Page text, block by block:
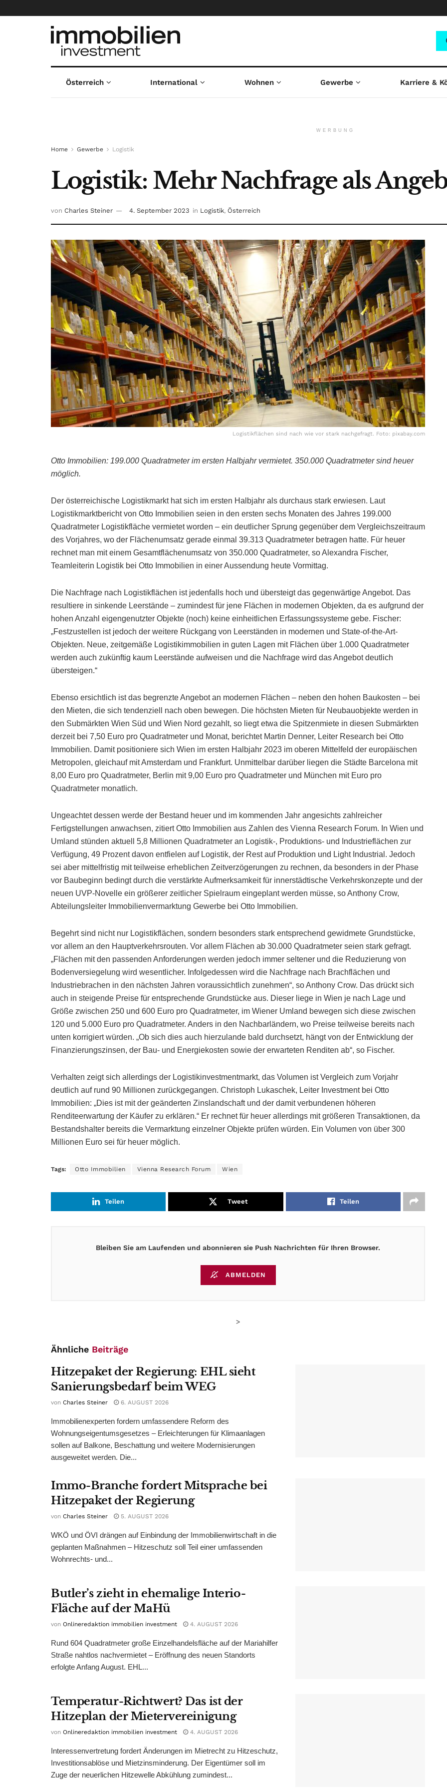
Österreich International Wohnen Gewerbe Karriere &
WERBUNG
Home Gewerbe Logistik
Logistik: Mehr Nachfrage als
von Charles Steiner 4. September 2023 in Logistik, Österreich
Logistikflächen sind nach wie vor stark nachgefragt. Foto: pixabay.com
Otto Immobilien: 199.000 Quadratmeter im ersten Halbjahr vermietet. 350.000 Quadratmeter sind heuer
möglich.
Der österreichische Logistikmarkt hat sich im ersten Halbjahr als durchaus stark erwiesen. Laut
Logistikmarktbericht von Otto Immobilien seien in den ersten sechs Monaten des Jahres 199.000
Quadratmeter Logistikfläche vermietet worden – ein deutlicher Sprung gegenüber dem Vergleichszeitraum
des Vorjahres, wo der Flächenumsatz gerade einmal 39.313 Quadratmeter betragen hatte. Für heuer
rechnet man mit einem Gesamtflächenumsatz von 350.000 Quadratmeter, so Alexandra Fischer,
Teamleiterin Logistik bei Otto Immobilien in einer Aussendung heute Vormittag.
Die Nachfrage nach Logistikflächen ist jedenfalls hoch und übersteigt das gegenwärtige Angebot. Das
resultiere in sinkende Leerstände – zumindest für jene Flächen in modernen Objekten, da es aufgrund der
hohen Anzahl eigengenutzter Objekte (noch) keine einheitlichen Erfassungssysteme gebe. Fischer:
„Festzustellen ist jedoch der weitere Rückgang von Leerständen in modernen und State-of-the-Art-
Objekten. Neue, zeitgemäße Logistikimmobilien in guten Lagen mit Flächen über 1.000 Quadratmeter
werden auch zukünftig kaum Leerstände aufweisen und die Nachfrage wird das Angebot deutlich
übersteigen.“
Ebenso ersichtlich ist das begrenzte Angebot an modernen Flächen – neben den hohen Baukosten – bei
den Mieten, die sich tendenziell nach oben bewegen. Die höchsten Mieten für Neubauobjekte werden in
den Submärkten Wien Süd und Wien Nord gezahlt, so liegt etwa die Spitzenmiete in diesen Submärkten
derzeit bei 7,50 Euro pro Quadratmeter und Monat, berichtet Martin Denner, Leiter Research bei Otto
Immobilien. Damit positioniere sich Wien im ersten Halbjahr 2023 im oberen Mittelfeld der europäischen
Metropolen, gleichauf mit Amsterdam und Frankfurt. Unmittelbar darüber liegen die Städte Barcelona mit
8,00 Euro pro Quadratmeter, Berlin mit 9,00 Euro pro Quadratmeter und München mit Euro pro
Quadratmeter monatlich.
Ungeachtet dessen werde der Bestand heuer und im kommenden Jahr angesichts zahlreicher
Fertigstellungen anwachsen, zitiert Otto Immobilien aus Zahlen des Vienna Research Forum. In Wien und
Umland stünden aktuell 5,8 Millionen Quadratmeter an Logistik-, Produktions- und Industrieflächen zur
Verfügung, 49 Prozent davon entfielen auf Logistik, der Rest auf Produktion und Light Industrial. Jedoch
sei aber mittelfristig mit teilweise erheblichen Zeitverzögerungen zu rechnen, da besonders in der Phase
vor Baubeginn bedingt durch die verstärkte Aufmerksamkeit für innerstädtische Verkehrskonzepte und der
neuen UVP-Novelle ein größerer zeitlicher Spielraum eingeplant werden müsse, so Anthony Crow,
Abteilungsleiter Immobilienvermarktung Gewerbe bei Otto Immobilien.
Begehrt sind nicht nur Logistikflächen, sondern besonders stark entsprechend gewidmete Grundstücke,
vor allem an den Hauptverkehrsrouten. Vor allem Flächen ab 30.000 Quadratmeter seien stark gefragt.
„Flächen mit den passenden Anforderungen werden jedoch immer seltener und die Reduzierung von
Bodenversiegelung wird wesentlicher. Infolgedessen wird die Nachfrage nach Brachflächen und
Industriebrachen in den nächsten Jahren voraussichtlich zunehmen“, so Anthony Crow. Das drückt sich
auch in steigende Preise für entsprechende Grundstücke aus. Dieser liege in Wien je nach Lage und
Größe zwischen 250 und 600 Euro pro Quadratmeter, im Wiener Umland bewegen sich diese zwischen
120 und 5.000 Euro pro Quadratmeter. Anders in den Nachbarländern, wo Preise teilweise bereits nach
unten korrigiert würden. „Ob sich dies auch hierzulande bald durchsetzt, hängt von der Entwicklung der
Finanzierungszinsen, der Bau- und Energiekosten sowie der erwarteten Renditen ab“, so Fischer.
Verhalten zeigt sich allerdings der Logistikinvestmentmarkt, das Volumen ist Vergleich zum Vorjahr
deutlich auf rund 90 Millionen zurückgegangen. Christoph Lukaschek, Leiter Investment bei Otto
Immobilien: „Dies ist mit der geänderten Zinslandschaft und der damit verbundenen höheren
Renditeerwartung der Käufer zu erklären.“ Er rechnet für heuer allerdings mit größeren Transaktionen, da
Bestandshalter bereits die Vermarktung einzelner Objekte prüfen würden. Ein Volumen von über 300
Millionen Euro sei für heuer möglich.
Tags: Otto Immobilien Vienna Research Forum Wien
Teilen Tweet Teilen
Bleiben Sie am Laufenden und abonnieren sie Push Nachrichten für Ihren Browser.
ABMELDEN
>
Ähnliche Beiträge
Hitzepaket der Regierung: EHL sieht
Sanierungsbedarf beim WEG
von Charles Steiner 6. AUGUST 2026
Immobilienexperten fordern umfassendere Reform des
Wohnungseigentumsgesetzes – Erleichterungen für Klimaanlagen
sollen auf Balkone, Beschattung und weitere Modernisierungen
ausgeweitet werden. Die...
Immo-Branche fordert Mitsprache bei
Hitzepaket der Regierung
von Charles Steiner 5. AUGUST 2026
WKÖ und ÖVI drängen auf Einbindung der Immobilienwirtschaft in die
geplanten Maßnahmen – Hitzeschutz soll Teil einer umfassenden
Wohnrechts- und...
Butler’s zieht in ehemalige Interio-
Fläche auf der MaHü
von Onlineredaktion immobilien investment 4. AUGUST 2026
Rund 604 Quadratmeter große Einzelhandelsfläche auf der Mariahilfer
Straße nahtlos nachvermietet – Eröffnung des neuen Standorts
erfolgte Anfang August. EHL...
Temperatur-Richtwert? Das ist der
Hitzeplan der Mietervereinigung
von Onlineredaktion immobilien investment 4. AUGUST 2026
Interessenvertretung fordert Änderungen im Mietrecht zu Hitzeschutz,
Investitionsablöse und Mietzinsminderung. Der Eigentümer soll im
Zuge der neuerlichen Hitzewelle Abkühlung zumindest...